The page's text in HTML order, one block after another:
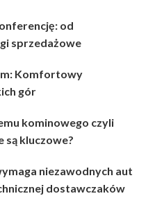
od
sprzedażowe
Komfortowy
gór
kominowego czyli
są kluczowe?
niezawodnych aut
dostawczaków